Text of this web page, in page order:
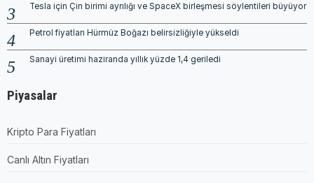
Tesla için Çin birimi ayrılığı ve SpaceX birleşmesi söylentileri büyüyor
Petrol fiyatları Hürmüz Boğazı belirsizliğiyle yükseldi
Sanayi üretimi haziranda yıllık yüzde 1,4 geriledi
Piyasalar
Kripto Para Fiyatları
Canlı Altın Fiyatları